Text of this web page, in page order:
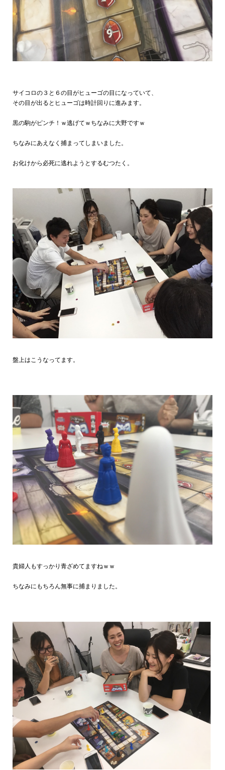
サイコロの３と６の目がヒューゴの目になっていて、
その目が出るとヒューゴは時計回りに進みます。
黒の駒がピンチ！ｗ逃げてｗちなみに大野ですｗ
ちなみにあえなく捕まってしまいました。
お化けから必死に逃れようとするむつたく。
盤上はこうなってます。
貴婦人もすっかり青ざめてますねｗｗ
ちなみにもちろん無事に捕まりました。